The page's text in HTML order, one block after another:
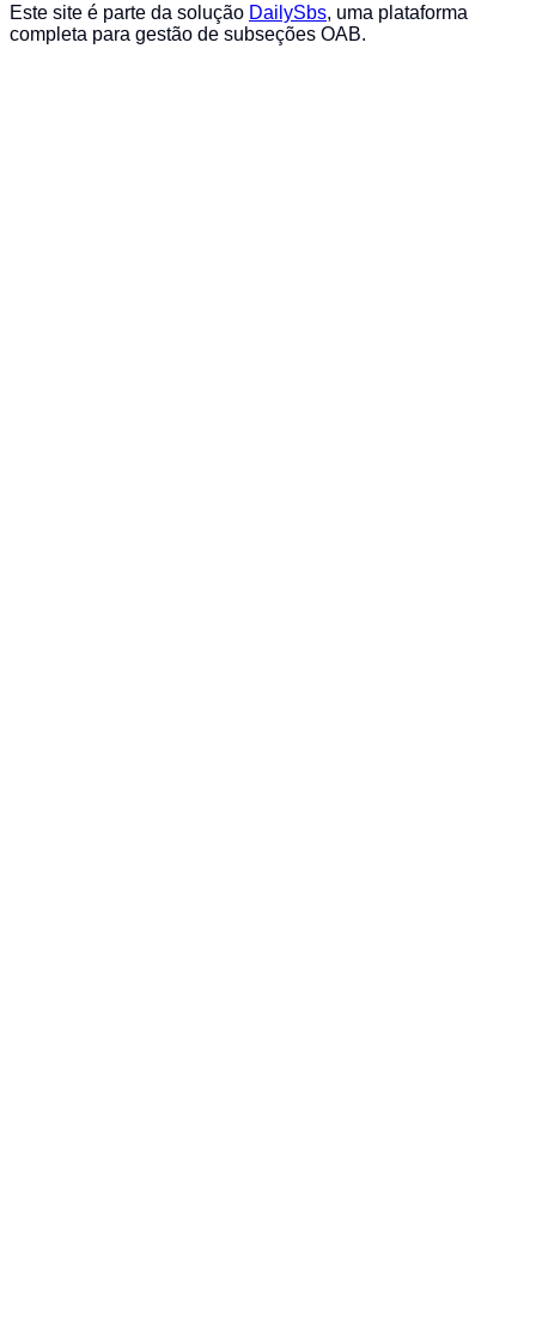
Este site é parte da solução DailySbs, uma plataforma
completa para gestão de subseções OAB.